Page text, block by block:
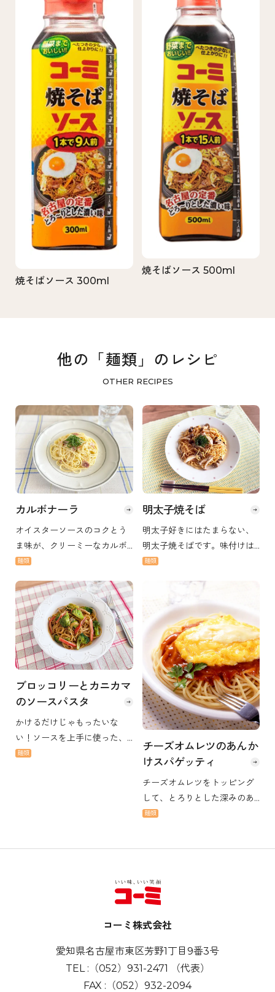
焼そばソース 300ml
焼そばソース 500ml
他の「麺類」のレシピ
OTHER RECIPES
カルボナーラ
オイスターソースのコクとう
ま味が、クリーミーなカルボ
ナーラによく合います。 『コ
華だけではなく、万能調味料
として様々な和食・洋食の隠
し味としてもおすすめです。
麺類
明太子焼そば
明太子好きにはたまらない、
明太子焼そばです。味付けは
定番のソースではなく、オイ
麺類
ブロッコリーとカニカマ
のソースパスタ
かけるだけじゃもったいな
い！ソースを上手に使った、
簡単なのに、コク深くおいし
麺類
チーズオムレツのあんか
けスパゲッティ
チーズオムレツをトッピング
して、とろりとした深みのあ
る味わいに！
麺類
コーミ株式会社
愛知県名古屋市東区芳野1丁目9番3号
TEL : （052）931-2471
（代表）
FAX : （052）932-2094